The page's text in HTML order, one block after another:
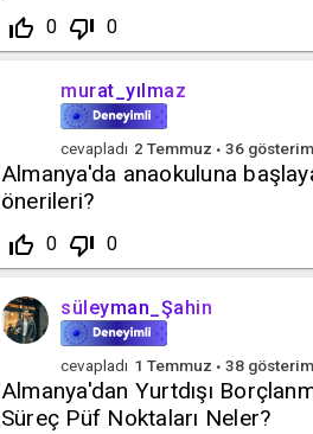
thumb_up_off_alt 0 thumb_down_off_alt 0
murat_yılmaz
cevapladı 2 Temmuz 36 gösterim
Almanya'da anaokuluna
önerileri?
thumb_up_off_alt 0 thumb_down_off_alt 0
süleyman_Şahin
cevapladı 1 Temmuz 38 gösterim
Almanya'dan Yurtdışı
Süreç Püf Noktaları Neler?